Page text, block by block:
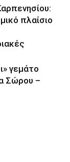
πλαίσιο
γεμάτο
Σώρου –